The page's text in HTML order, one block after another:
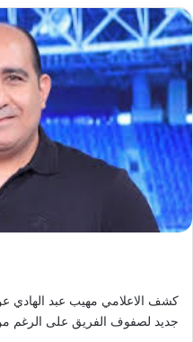
كشف الاعلامي مهيب عبد الهادي
جديد لصفوف الفريق على الرغم